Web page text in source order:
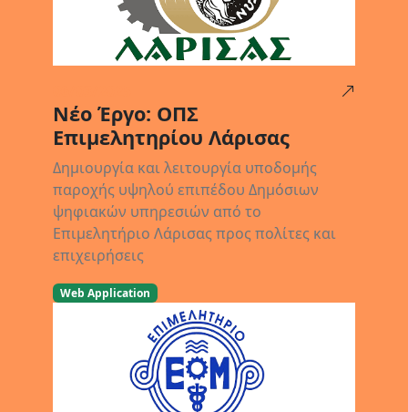
Νέο Έργο: ΟΠΣ
Επιμελητηρίου Λάρισας
Δημιουργία και λειτουργία υποδομής
παροχής υψηλού επιπέδου Δημόσιων
ψηφιακών υπηρεσιών από το
Επιμελητήριο Λάρισας προς πολίτες και
επιχειρήσεις
Web Application